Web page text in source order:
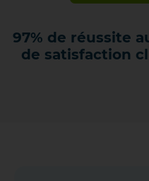
97% de réussite
de satisfaction